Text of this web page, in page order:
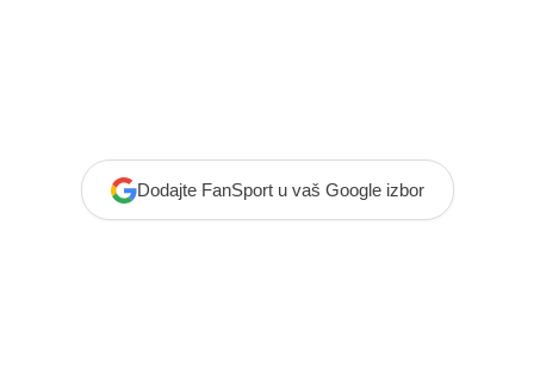
Dodajte FanSport u vaš Google izbor